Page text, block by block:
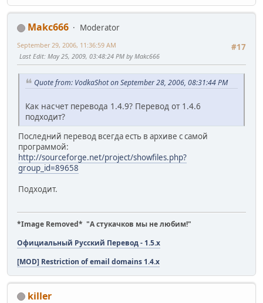
Makc666
Moderator
#17
September 29, 2006, 11:36:59 AM
Last Edit: May 25, 2009, 03:48:24 PM by Makc666
Quote from: VodkaShot on September 28, 2006, 08:31:44 PM
Как насчет перевода 1.4.9? Перевод от 1.4.6
подходит?
Последний перевод всегда есть в архиве с самой
программой:
http://sourceforge.net/project/showfiles.php?
group_id=89658
Подходит.
*Image Removed* "А стукачков мы не любим!"
Официальный Русский Перевод - 1.5.x
[MOD] Restriction of email domains 1.4.x
killer